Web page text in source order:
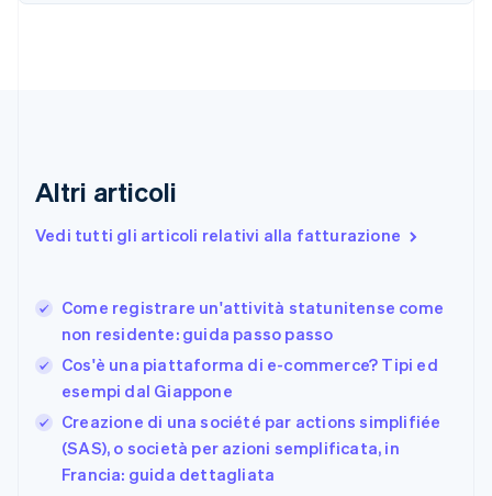
Altri articoli
Vedi tutti gli articoli relativi alla fatturazione
Come registrare un'attività statunitense come
non residente: guida passo passo
Cos'è una piattaforma di e-commerce? Tipi ed
esempi dal Giappone
Creazione di una société par actions simplifiée
(SAS), o società per azioni semplificata, in
Francia: guida dettagliata
Finlandia
Francia
DeutschEnglish
Giappone
日本語
English
Grecia
English
India